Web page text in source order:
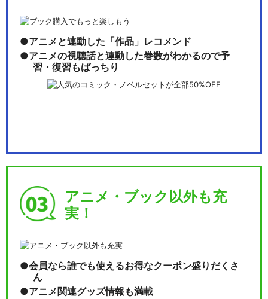
アニメと連動した「作品」レコメンド
アニメの視聴話と連動した巻数がわかるので予
習・復習もばっちり
アニメ・ブック以外も充
実！
会員なら誰でも使えるお得なクーポン盛りだくさ
ん
アニメ関連グッズ情報も満載